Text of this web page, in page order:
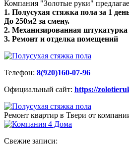
Компания "Золотые руки"
1. Полусухая стяжка пола за 1
До 250м2 за смену.
2. Механизированная штукатурка
3. Ремонт и отделка помещений
Телефон: 8(920)160-07-96
Официальный сайт: https://
Ремонт квартир в Твери от
Свежие записи: